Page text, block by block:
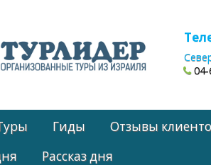
04-
Гиды Отзывы
Рассказ дня